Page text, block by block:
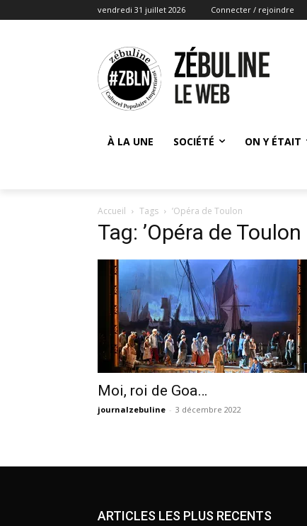
vendredi 31 juillet 2026 Connecter / rejoindre
À LA UNE SOCIÉTÉ ON Y ÉTAIT
Accueil Tags ’Opéra de Toulon
Tag: ’Opéra de Toulon
Moi, roi de Goa…
journalzebuline - 3 décembre 2022
ARTICLES LES PLUS RECENTS